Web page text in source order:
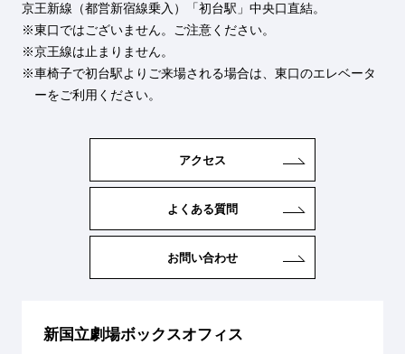
京王新線（都営新宿線乗入）「初台駅」中央口直結。
東口ではございません。ご注意ください。
京王線は止まりません。
車椅子で初台駅よりご来場される場合は、東口のエレベータ
ーをご利用ください。
アクセス
よくある質問
お問い合わせ
新国立劇場ボックスオフィス